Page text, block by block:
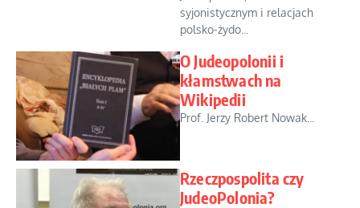
syjonistycznym i relacjach
polsko-żydo...
O Judeopolonii i
kłamstwach na
Wikipedii
Prof. Jerzy Robert Nowak...
Rzeczpospolita czy
JudeoPolonia?